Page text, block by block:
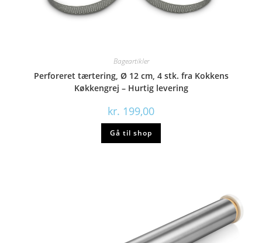
Bageartikler
Perforeret tærtering, Ø 12 cm, 4 stk. fra Kokkens
Køkkengrej – Hurtig levering
kr. 199,00
Gå til shop